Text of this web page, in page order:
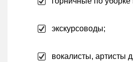
экскурсоводы;
вокалисты, артисты